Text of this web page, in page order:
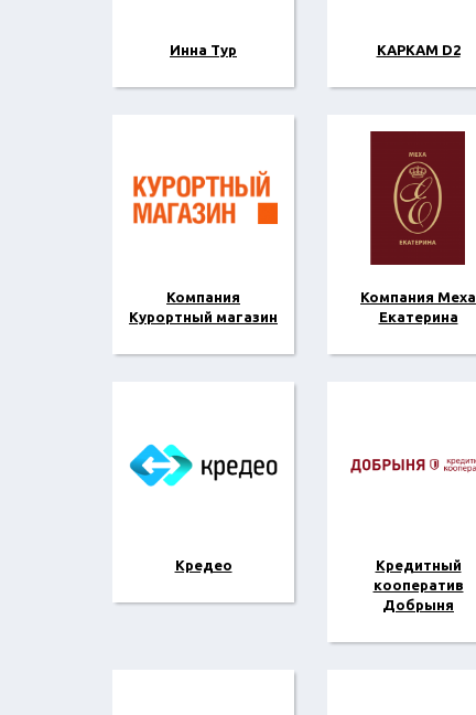
Инна Тур КАРКАМ D2
Компания
Курортный магазин
Компания Меха
Екатерина
Кредео
Кредитный
кооператив
Добрыня